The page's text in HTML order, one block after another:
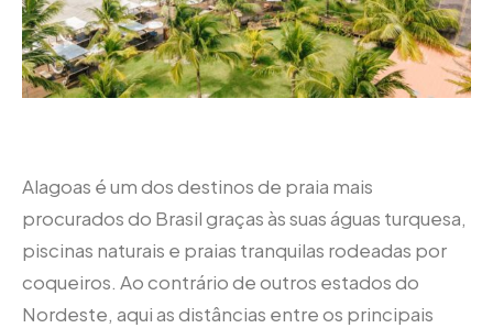
Alagoas é um dos destinos de praia mais
procurados do Brasil graças às suas águas turquesa,
piscinas naturais e praias tranquilas rodeadas por
coqueiros. Ao contrário de outros estados do
Nordeste, aqui as distâncias entre os principais